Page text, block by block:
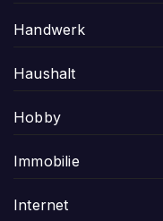
Handwerk
Haushalt
Hobby
Immobilie
Internet